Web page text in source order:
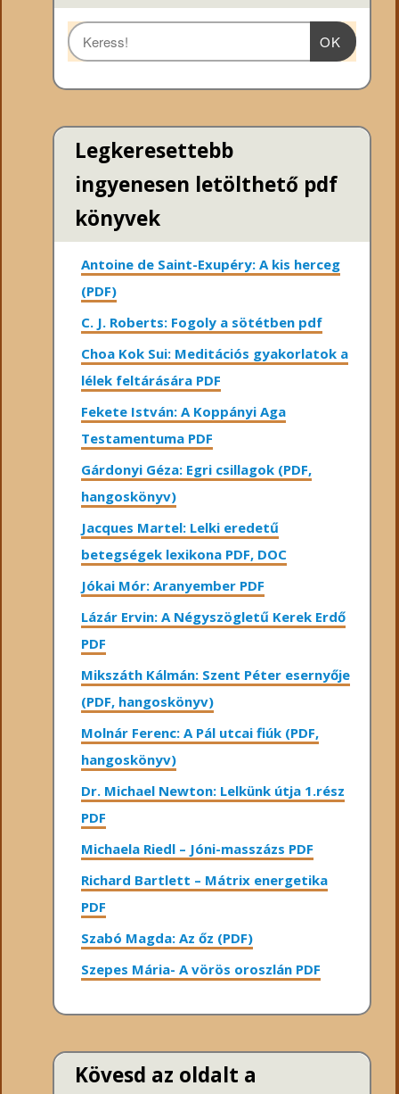
OK
Legkeresettebb
ingyenesen letölthető pdf
könyvek
Antoine de Saint-Exupéry: A kis herceg
(PDF)
C. J. Roberts: Fogoly a sötétben pdf
Choa Kok Sui: Meditációs gyakorlatok a
lélek feltárására PDF
Fekete István: A Koppányi Aga
Testamentuma PDF
Gárdonyi Géza: Egri csillagok (PDF,
hangoskönyv)
Jacques Martel: Lelki eredetű
betegségek lexikona PDF, DOC
Jókai Mór: Aranyember PDF
Lázár Ervin: A Négyszögletű Kerek Erdő
PDF
Mikszáth Kálmán: Szent Péter esernyője
(PDF, hangoskönyv)
Molnár Ferenc: A Pál utcai fiúk (PDF,
hangoskönyv)
Dr. Michael Newton: Lelkünk útja 1.rész
PDF
Michaela Riedl – Jóni-masszázs PDF
Richard Bartlett – Mátrix energetika
PDF
Szabó Magda: Az őz (PDF)
Szepes Mária- A vörös oroszlán PDF
Kövesd az oldalt a